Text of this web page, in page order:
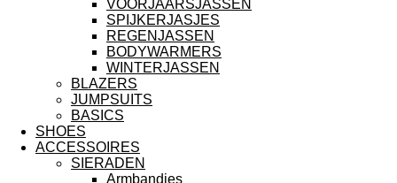
VOORJAARSJASSEN
SPIJKERJASJES
REGENJASSEN
BODYWARMERS
WINTERJASSEN
BLAZERS
JUMPSUITS
BASICS
SHOES
ACCESSOIRES
SIERADEN
Armbandjes